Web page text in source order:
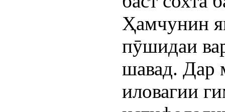
Ҳамчунин
пӯшидаи
шавад. Дар
иловагии